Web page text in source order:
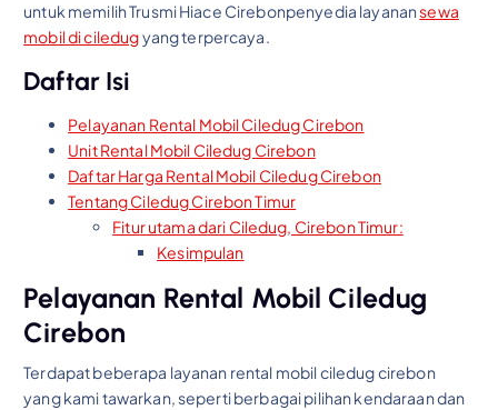
untuk memilih Trusmi Hiace Cirebonpenyedia layanansewa
mobil di ciledugyang terpercaya.
Daftar Isi
Pelayanan Rental Mobil Ciledug Cirebon
Unit Rental Mobil Ciledug Cirebon
Daftar Harga Rental Mobil Ciledug Cirebon
Tentang Ciledug Cirebon Timur
Fitur utama dari Ciledug, Cirebon Timur:
Kesimpulan
Pelayanan Rental Mobil Ciledug
Cirebon
Terdapat beberapa layanan rental mobil ciledug cirebon
yang kami tawarkan, seperti berbagai pilihan kendaraan dan